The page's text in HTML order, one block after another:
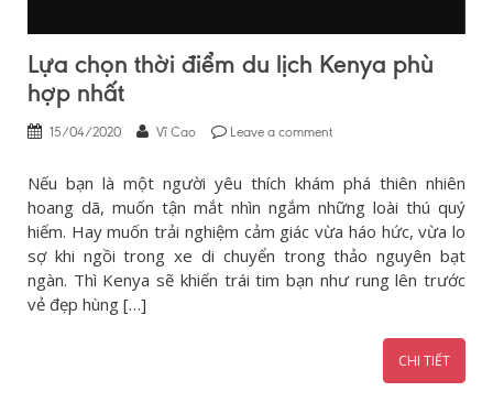
Lựa chọn thời điểm du lịch Kenya phù
hợp nhất
15/04/2020 Vĩ Cao Leave a comment
Nếu bạn là một người yêu thích khám phá thiên nhiên
hoang dã, muốn tận mắt nhìn ngắm những loài thú quý
hiếm. Hay muốn trải nghiệm cảm giác vừa háo hức, vừa lo
sợ khi ngồi trong xe di chuyển trong thảo nguyên bạt
ngàn. Thì Kenya sẽ khiến trái tim bạn như rung lên trước
vẻ đẹp hùng […]
CHI TIẾT